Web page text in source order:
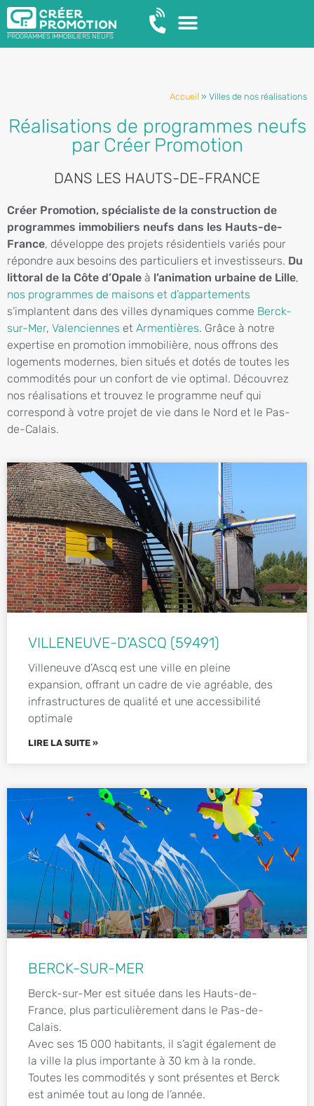
PROGRAMMES IMMOBILIERS NEUFS
Accueil » Villes de nos réalisations
Réalisations de programmes neufs
par Créer Promotion
DANS LES HAUTS-DE-FRANCE
Créer Promotion, spécialiste de la construction de
programmes immobiliers neufs dans les Hauts-de-
France, développe des projets résidentiels variés pour
répondre aux besoins des particuliers et investisseurs. Du
littoral de la Côte d’Opale à l’animation urbaine de Lille,
nos programmes de maisons et d’appartements
s’implantent dans des villes dynamiques comme Berck-
sur-Mer, Valenciennes et Armentières. Grâce à notre
expertise en promotion immobilière, nous offrons des
logements modernes, bien situés et dotés de toutes les
commodités pour un confort de vie optimal. Découvrez
nos réalisations et trouvez le programme neuf qui
correspond à votre projet de vie dans le Nord et le Pas-
de-Calais.
VILLENEUVE-D’ASCQ (59491)
Villeneuve d’Ascq est une ville en pleine
expansion, offrant un cadre de vie agréable, des
infrastructures de qualité et une accessibilité
optimale
LIRE LA SUITE »
BERCK-SUR-MER
Berck-sur-Mer est située dans les Hauts-de-
France, plus particulièrement dans le Pas-de-
Calais.
Avec ses 15 000 habitants, il s’agit également de
la ville la plus importante à 30 km à la ronde.
Toutes les commodités y sont présentes et Berck
est animée tout au long de l’année.